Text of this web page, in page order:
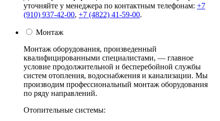
уточняйте у менеджера по контактным телефонам: +7
(910) 937-42-00, +7 (4822) 41-59-00.
Монтаж
Монтаж оборудования, произведенный
квалифицированными специалистами, — главное
условие продолжительной и бесперебойной службы
систем отопления, водоснабжения и канализации. Мы
производим профессиональный монтаж оборудования
по ряду направлений.
Отопительные системы: